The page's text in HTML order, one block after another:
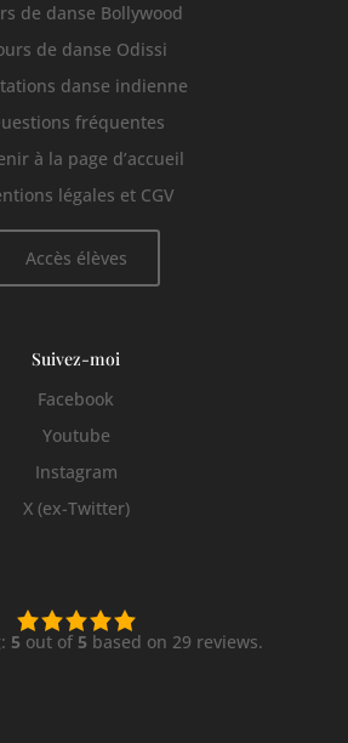
de danse Bollywood
de danse Odissi
danse indienne
fréquentes
à la page d’accueil
légales et CGV
Accès élèves
Suivez-moi
Facebook
Youtube
Instagram
X (ex-Twitter)
5,0
rating
5 out of 5 based on 29 reviews.